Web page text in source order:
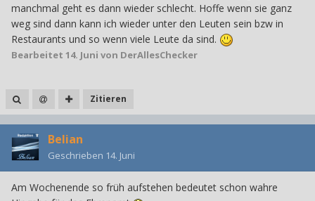
manchmal geht es dann wieder schlecht. Hoffe wenn sie ganz
weg sind dann kann ich wieder unter den Leuten sein bzw in
Restaurants und so wenn viele Leute da sind.
Bearbeitet 14. Juni von DerAllesChecker
Zitieren
Belian
Geschrieben 14. Juni
Am Wochenende so früh aufstehen bedeutet schon wahre